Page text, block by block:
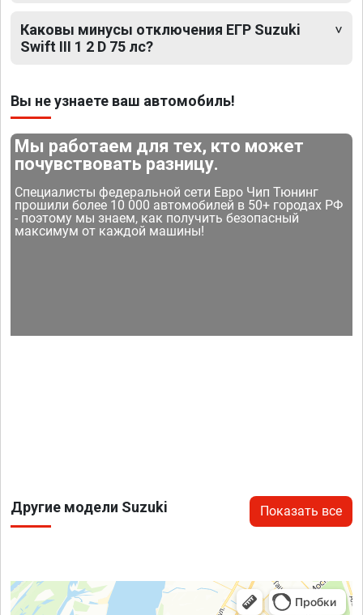
Каковы минусы отключения ЕГР Suzuki
Swift III 1 2 D 75 лс?
Вы не узнаете ваш автомобиль!
Мы работаем для тех, кто может
почувствовать разницу.
Специалисты федеральной сети Евро Чип Тюнинг
прошили более 10 000 автомобилей в 50+ городах РФ
- поэтому мы знаем, как получить безопасный
максимум от каждой машины!
Другие модели Suzuki Показать все